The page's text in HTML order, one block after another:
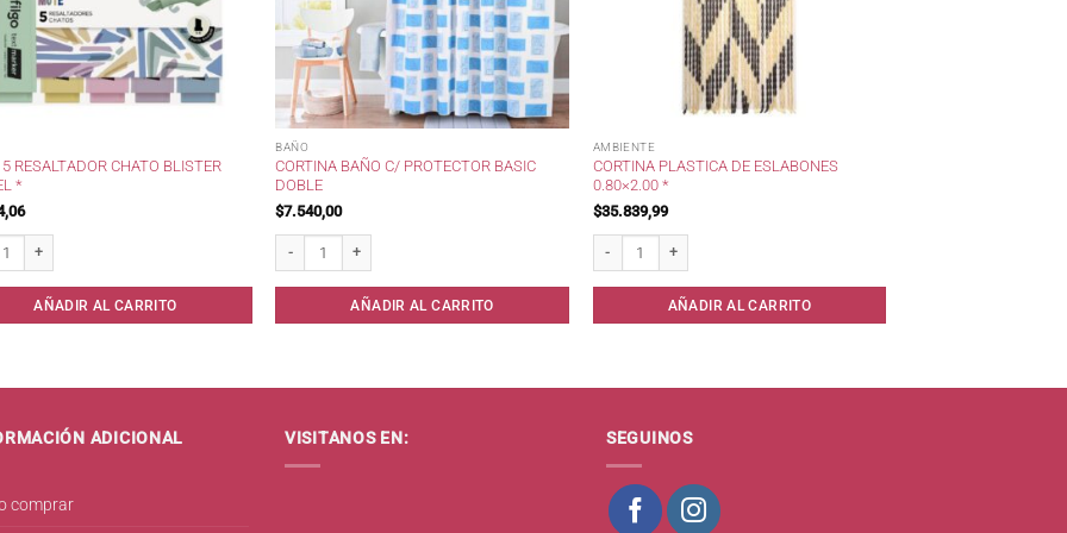
RESALTADOR CHATO BLISTER
*
AÑADIR AL CARRITO
BAÑO
CORTINA BAÑO C/ PROTECTOR BASIC
DOBLE
$7.540,00
AÑADIR AL CARRITO
AMBIENTE
CORTINA PLASTICA DE ESLABONES
0.80×2.00 *
$35.839,99
AÑADIR AL CARRITO
ADICIONAL
comprar
VISITANOS EN: SEGUINOS